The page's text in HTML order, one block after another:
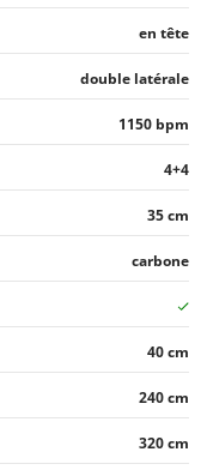
en tête
double latérale
1150 bpm
4+4
35 cm
carbone
40 cm
240 cm
320 cm